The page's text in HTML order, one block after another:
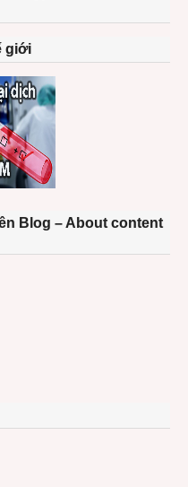
giới
Blog – About content